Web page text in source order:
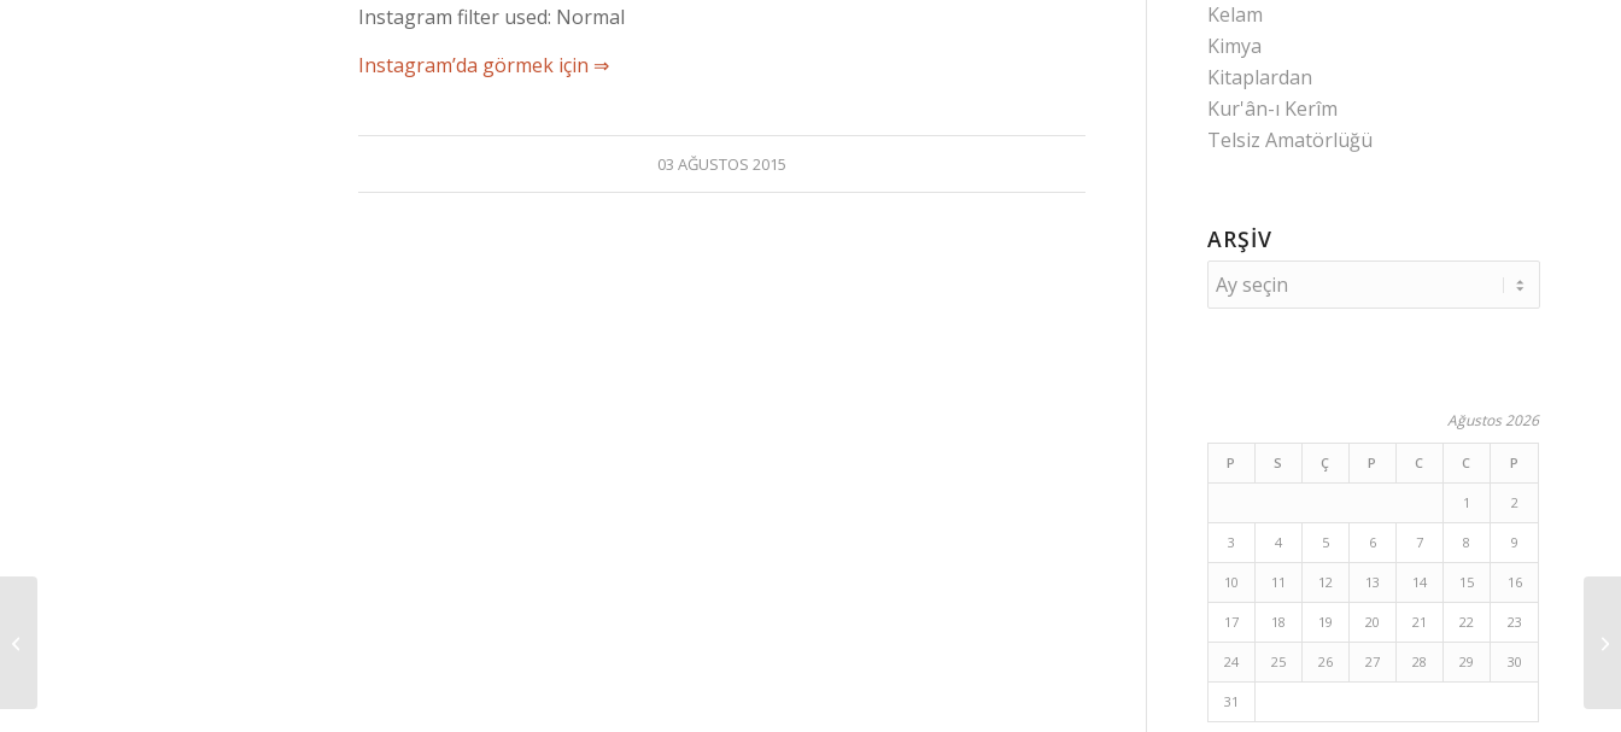
Instagram filter used: Normal
Instagram’da görmek için ⇒
03 AĞUSTOS 2015
Kelam
Kimya
Kitaplardan
Kur'ân-ı Kerîm
Telsiz Amatörlüğü
ARŞIV
Ağustos 2026
P S Ç P C C P
1 2
3 4 5 6 7 8 9
10 11 12 13 14 15 16
17 18 19 20 21 22 23
24 25 26 27 28 29 30
31